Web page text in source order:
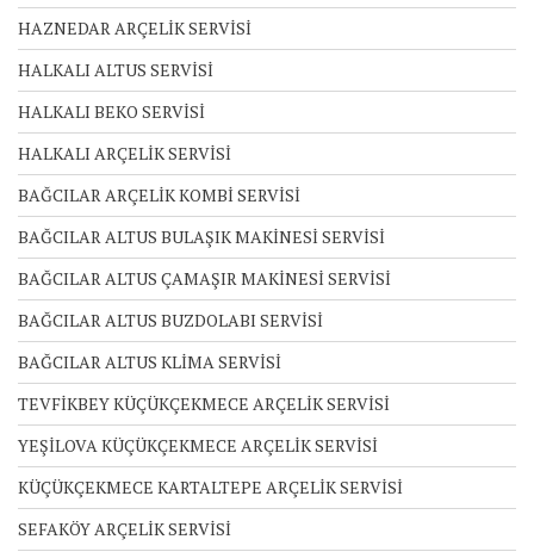
HAZNEDAR ARÇELİK SERVİSİ
HALKALI ALTUS SERVİSİ
HALKALI BEKO SERVİSİ
HALKALI ARÇELİK SERVİSİ
BAĞCILAR ARÇELİK KOMBİ SERVİSİ
BAĞCILAR ALTUS BULAŞIK MAKİNESİ SERVİSİ
BAĞCILAR ALTUS ÇAMAŞIR MAKİNESİ SERVİSİ
BAĞCILAR ALTUS BUZDOLABI SERVİSİ
BAĞCILAR ALTUS KLİMA SERVİSİ
TEVFİKBEY KÜÇÜKÇEKMECE ARÇELİK SERVİSİ
YEŞİLOVA KÜÇÜKÇEKMECE ARÇELİK SERVİSİ
KÜÇÜKÇEKMECE KARTALTEPE ARÇELİK SERVİSİ
SEFAKÖY ARÇELİK SERVİSİ